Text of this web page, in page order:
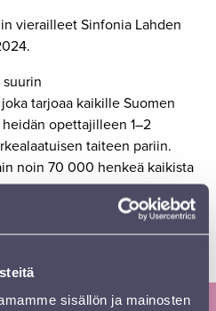
sisällön ja mainosten
vierailleet Sinfonia Lahden
tarjoaa kaikille Suomen
opettajilleen 1–2
taiteen pariin.
noin 70 000 henkeä kaikista
tuottaa Suomen
Svenska kulturfonden.